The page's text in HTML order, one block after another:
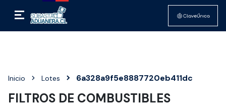
Inicio Lotes 6a328a9f5e8887720eb411dc
FILTROS DE COMBUSTIBLES